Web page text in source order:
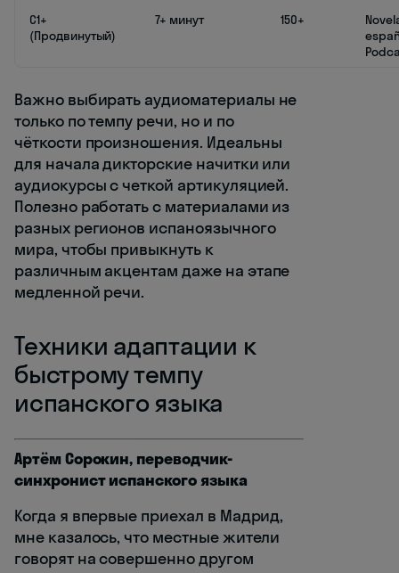
C1+
(Продвинутый)
7+ минут 150+
Важно выбирать аудиоматериалы не
только по темпу речи, но и по
чёткости произношения. Идеальны
для начала дикторские начитки или
аудиокурсы с четкой артикуляцией.
Полезно работать с материалами из
разных регионов испаноязычного
мира, чтобы привыкнуть к
различным акцентам даже на этапе
медленной речи.
Техники адаптации к
быстрому темпу
испанского языка
Артём Сорокин, переводчик-
синхронист испанского языка
Когда я впервые приехал в Мадрид,
мне казалось, что местные жители
говорят на совершенно другом